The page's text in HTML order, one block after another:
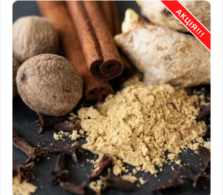
АКЦІЯ!!!